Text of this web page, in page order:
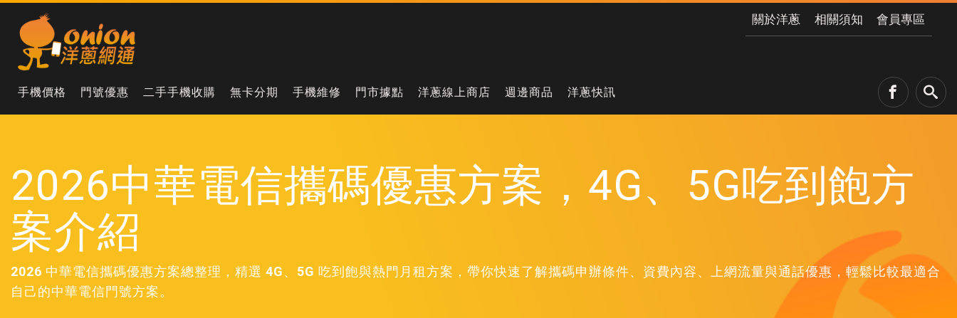
關於洋蔥 相關須知 會員專區
手機價格 門號優惠 二手手機收購 無卡分期 手機維修 門市據點 洋蔥線上商店 週邊商品 洋蔥快訊
2026中華電信攜碼優惠方案，4G、5G吃到飽方
案介紹
2026 中華電信攜碼優惠方案總整理，精選 4G、5G 吃到飽與熱門月租方案，帶你快速了解攜碼申辦條件、資費內容、上網流量與通話優惠，輕鬆比較最適合
自己的中華電信門號方案。